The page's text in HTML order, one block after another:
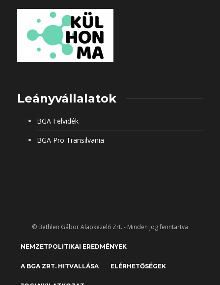
Leányvállalatok
BGA Felvidék
BGA Pro Transilvania
© Bethlen Gábor Alapkezelő Zrt. - Minden jog fenntartva
NEMZETPOLITIKAI EREDMÉNYEK
A BGA ZRT. HITVALLÁSA ELÉRHETŐSÉGEK